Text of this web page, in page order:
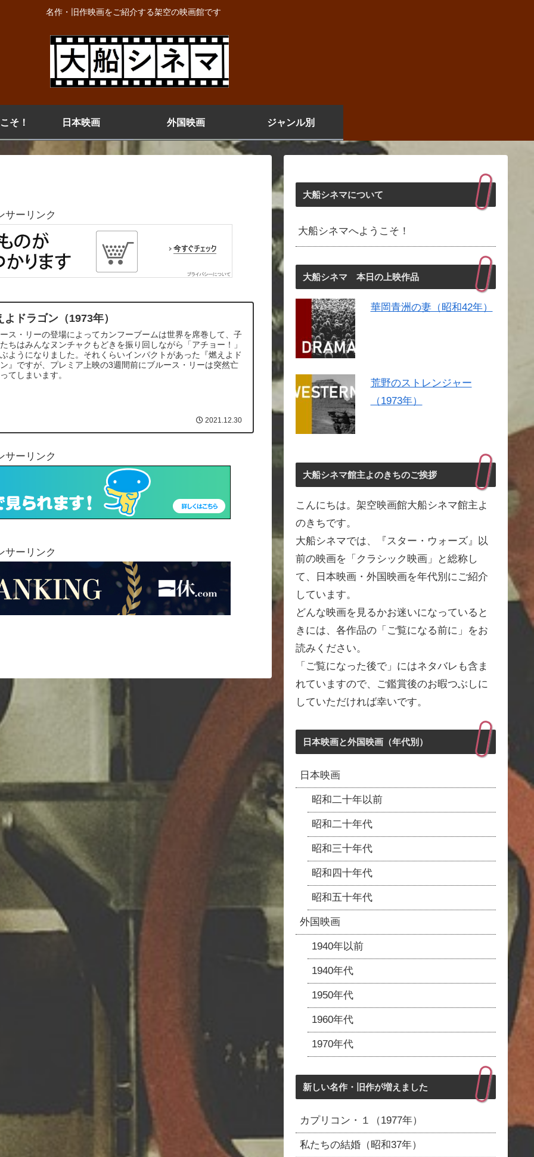
名作・旧作映画をご紹介する架空の映画館です
そ！ 日本映画 外国映画 ジャンル別
サーリンク
よドラゴン（1973年）
ス・リーの登場によってカンフーブームは世界を席巻して、子
ちはみんなヌンチャクもどきを振り回しながら「アチョー！」
ようになりました。それくらいインパクトがあった『燃えよド
』ですが、プレミア上映の3週間前にブルース・リーは突然亡
てしまいます。
2021.12.30
サーリンク
サーリンク
大船シネマについて
大船シネマへようこそ！
大船シネマ 本日の上映作品
華岡青洲の妻（昭和42年）
荒野のストレンジャー
（1973年）
大船シネマ館主よのきちのご挨拶
こんにちは。架空映画館大船シネマ館主よ
のきちです。
大船シネマでは、『スター・ウォーズ』以
前の映画を「クラシック映画」と総称し
て、日本映画・外国映画を年代別にご紹介
しています。
どんな映画を見るかお迷いになっていると
きには、各作品の「ご覧になる前に」をお
読みください。
「ご覧になった後で」にはネタバレも含ま
れていますので、ご鑑賞後のお暇つぶしに
していただければ幸いです。
日本映画と外国映画（年代別）
日本映画
昭和二十年以前
昭和二十年代
昭和三十年代
昭和四十年代
昭和五十年代
外国映画
1940年以前
1940年代
1950年代
1960年代
1970年代
新しい名作・旧作が増えました
カプリコン・１（1977年）
私たちの結婚（昭和37年）